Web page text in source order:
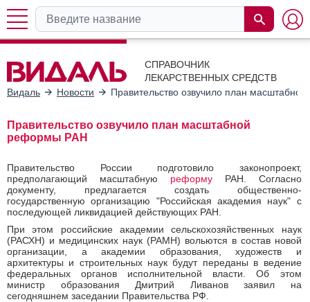
СПРАВОЧНИК
ЛЕКАРСТВЕННЫХ СРЕДСТВ
Видаль
Новости Правительство озвучило план
Правительство озвучило план масштабной
реформы РАН
Правительство России подготовило законопроект,
предполагающий масштабную реформуРАН. Согласно
документу, предлагается создать общественно-
государственную организацию "Российская академия наук" с
последующей ликвидацией действующих РАН.
При этом российские академии сельскохозяйственных наук
(РАСХН) и медицинских наук (РАМН) вольются в состав новой
организации, а академии образования, художеств и
архитектуры и строительных наук будут переданы в ведение
федеральных органов исполнительной власти. Об этом
министр образования Дмитрий Ливанов заявил на
сегодняшнем заседании Правительства РФ.